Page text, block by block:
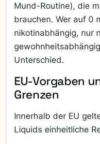
Mund-Routine), die
brauchen. Wer auf 0
nikotinabhängig, nur
Unterschied.
EU-Vorgaben
Grenzen
Innerhalb der EU
Liquids einheitliche